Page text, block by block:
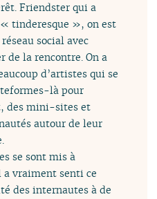
Friendster qui a
tinderesque », on est
social avec
de la rencontre. On a
d’artistes qui se
là pour
des mini-sites et
autour de leur
se sont mis à
a vraiment senti ce
des internautes à de